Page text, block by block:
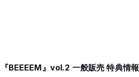
BEEEEM』vol.2 一般販売 特典情報